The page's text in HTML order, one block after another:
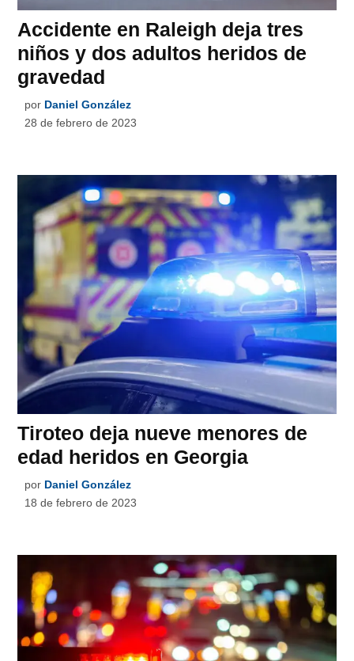
Accidente en Raleigh deja tres
niños y dos adultos heridos de
gravedad
por Daniel González
28 de febrero de 2023
Tiroteo deja nueve menores de
edad heridos en Georgia
por Daniel González
18 de febrero de 2023